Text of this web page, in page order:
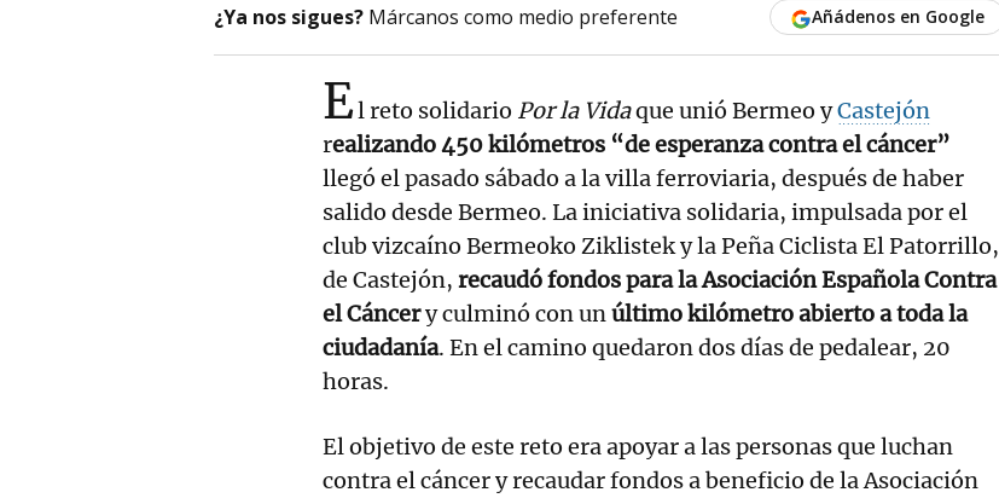
¿Ya nos sigues? Márcanos como medio preferente Añádenos en Google
El reto solidario Por la Vidaque unió Bermeo yCastejón
realizando 450 kilómetros “de esperanza contra el cáncer”
llegó el pasado sábado a la villa ferroviaria, después de haber
salido desde Bermeo. La iniciativa solidaria, impulsada por el
club vizcaíno Bermeoko Ziklistek y la Peña Ciclista El Patorrillo,
de Castejón, recaudó fondos para la Asociación Española Contra
el Cáncery culminó con unúltimo kilómetro abierto a toda la
ciudadanía. En el camino quedaron dos días de pedalear, 20
horas.
El objetivo de este reto era apoyar a las personas que luchan
contra el cáncer y recaudar fondos a beneficio de la Asociación